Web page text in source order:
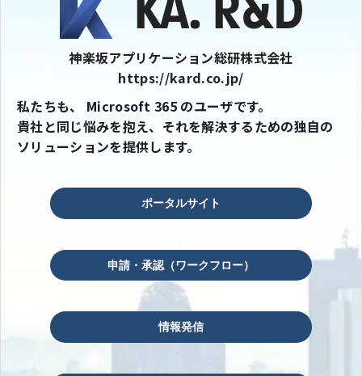
神楽坂アプリケーション総研株式会社
https://kard.co.jp/
私たちも、 Microsoft 365 のユーザです。
貴社と同じ悩みを抱え、それを解決するための独自の
ソリューションを提供します。
ポータルサイト
申請・承認（ワークフロー）
情報発信